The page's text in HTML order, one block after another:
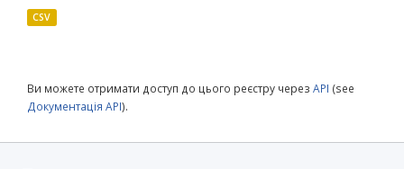
CSV
Ви можете отримати доступ до цього реєстру через API (see
Документація API).